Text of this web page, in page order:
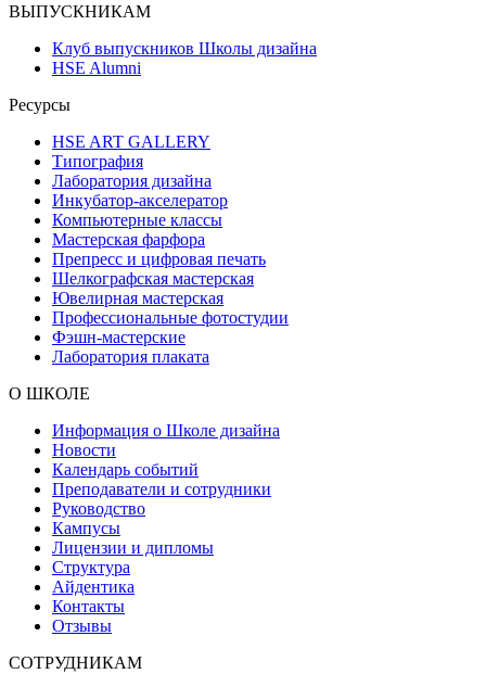
ВЫПУСКНИКАМ
Клуб выпускников Школы дизайна
HSE Alumni
Ресурсы
HSE ART GALLERY
Типография
Лаборатория дизайна
Инкубатор-акселератор
Компьютерные классы
Мастерская фарфора
Препресс и цифровая печать
Шелкографская мастерская
Ювелирная мастерская
Профессиональные фотостудии
Фэшн-мастерские
Лаборатория плаката
О ШКОЛЕ
Информация о Школе дизайна
Новости
Календарь событий
Преподаватели и сотрудники
Руководство
Кампусы
Лицензии и дипломы
Структура
Айдентика
Контакты
Отзывы
СОТРУДНИКАМ